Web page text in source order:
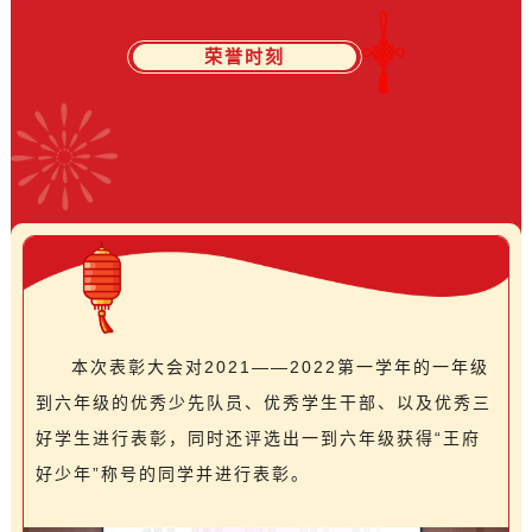
荣誉时刻
本次表彰大会对2021——2022第一学年的一年级
到六年级的优秀少先队员、优秀学生干部、以及优秀三
好学生进行表彰，同时还评选出一到六年级获得“王府
好少年”称号的同学并进行表彰。